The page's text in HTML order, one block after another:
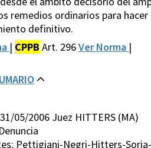
remedios ordinarios para
definitivo.
| CPPB Art. 296Ver Norma |
05/2006 Juez HITTERS (MA)
Pettigiani-Negri-Hitters-